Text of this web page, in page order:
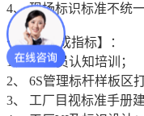
4、 现场标识标准不统一
七、【达成指标】：
1、 6S全员认知培训；
2、 6S管理标杆样板区打
3、 工厂目视标准手册建